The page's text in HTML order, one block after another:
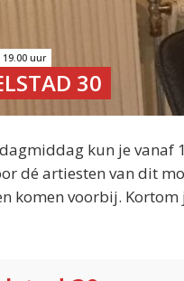
19.00 uur
30
kun je vanaf
dé artiesten van dit
komen voorbij.